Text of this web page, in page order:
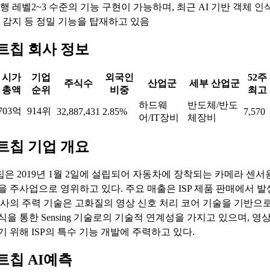
레벨2~3 수준의 기능 구현이 가능하며, 최근 AI 기반 객체 인
감지 등 정밀 기능을 탑재하고 있음
칩 회사 정보
시가
총액
기업
순위
주식수
외국인
비중
산업군 세부 산업군
52주
최고
억 914위 32,887,431 2.85%
하드웨
어/IT장비
반도체/반도
체장비
7,570
칩 기업 개요
은 2019년 1월 2일에 설립되어 자동차에 장착되는 카메라 센서
주사업으로 영위하고 있다. 주요 매출은 ISP 제품 판매에서 발
의 주력 기술은 고화질의 영상 신호 처리 코어 기술을 기반으
을 통한 Sensing 기술로의 기술적 연계성을 가지고 있으며, 영
위해 ISP의 특수 기능 개발에 주력하고 있다.
칩 AI예측